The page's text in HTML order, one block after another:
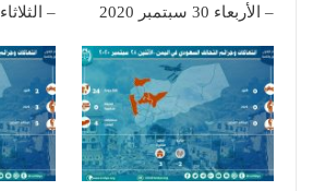
– الأربعاء 30 سبتمبر 2020
– الثلاثاء 29 سبتمبر 2020